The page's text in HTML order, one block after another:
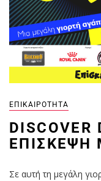
ΕΠΙΚΑΙΡΌΤΗΤΑ
DISCOVER
Σε αυτή τη µεγάλη